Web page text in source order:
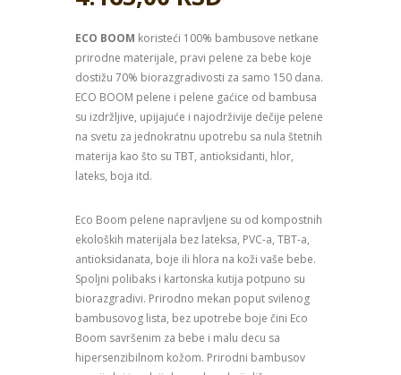
ECO BOOM koristeći 100% bambusove netkane
prirodne materijale, pravi pelene za bebe koje
dostižu 70% biorazgradivosti za samo 150 dana.
ECO BOOM pelene i pelene gaćice od bambusa
su izdržljive, upijajuće i najodrživije dečije pelene
na svetu za jednokratnu upotrebu sa nula štetnih
materija kao što su TBT, antioksidanti, hlor,
lateks, boja itd.
Eco Boom pelene napravljene su od kompostnih
ekoloških materijala bez lateksa, PVC-a, TBT-a,
antioksidanata, boje ili hlora na koži vaše bebe.
Spoljni polibaks i kartonska kutija potpuno su
biorazgradivi. Prirodno mekan poput svilenog
bambusovog lista, bez upotrebe boje čini Eco
Boom savršenim za bebe i malu decu sa
hipersenzibilnom kožom. Prirodni bambusov